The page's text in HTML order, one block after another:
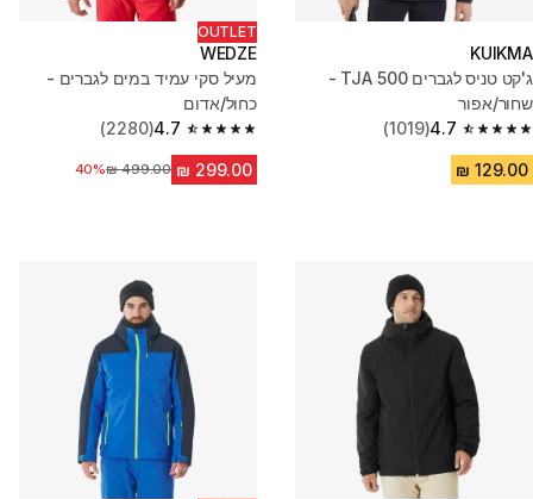
KUIKMA
ג'קט טניס לגברים TJA 500 -
שחור/אפור
4.7
4.7 out of 5 stars from 1019 reviews
(1019)
OUTLET
WEDZE
מעיל סקי עמיד במים לגברים -
כחול/אדום
4.7
4.7 out of 5 stars from 2280 reviews
(2280)
מחיר לפני הנחה
40%